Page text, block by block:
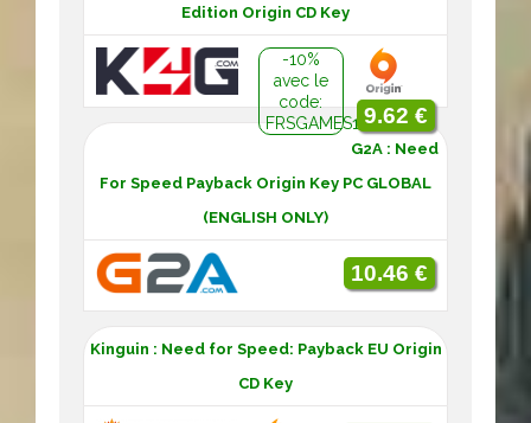
Edition Origin CD Key
-10%
avec le
code:
FRSGAMES109.62 €
G2A : Need
For Speed Payback Origin Key PC GLOBAL
(ENGLISH ONLY)
10.46 €
Kinguin : Need for Speed: Payback EU Origin
CD Key